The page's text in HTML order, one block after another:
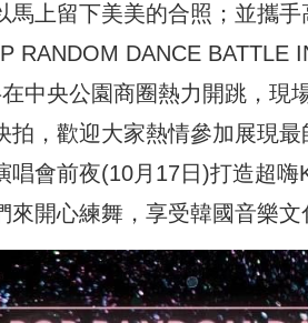
馬上留下美美的合照；並攜
RANDOM DANCE
中央公園商圈熱力開跳，現
拍，歡迎大家熱情參加展現
唱會前夜(10月17日)打造超
來開心練舞，享受韓國音樂文